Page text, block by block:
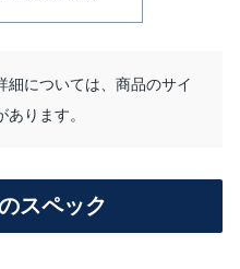
細については、商品のサイ
ります。
スペック